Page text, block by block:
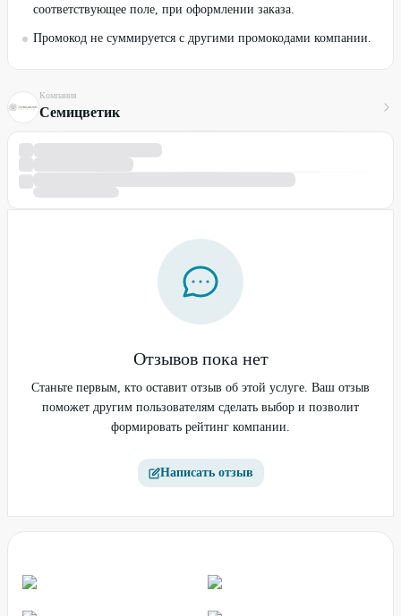
соответствующее поле, при оформлении заказа.
Промокод не суммируется с другими промокодами компании.
Компания
Семицветик
Отзывов пока нет
Станьте первым, кто оставит отзыв об этой услуге. Ваш отзыв
поможет другим пользователям сделать выбор и позволит
формировать рейтинг компании.
Написать отзыв